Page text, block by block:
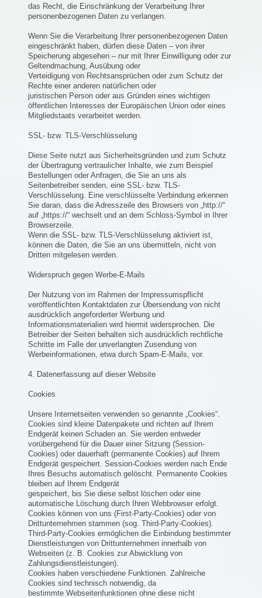
das Recht, die Einschränkung der Verarbeitung Ihrer
personenbezogenen Daten zu verlangen.
Wenn Sie die Verarbeitung Ihrer personenbezogenen Daten
eingeschränkt haben, dürfen diese Daten – von ihrer
Speicherung abgesehen – nur mit Ihrer Einwilligung oder zur
Geltendmachung, Ausübung oder
Verteidigung von Rechtsansprüchen oder zum Schutz der
Rechte einer anderen natürlichen oder
juristischen Person oder aus Gründen eines wichtigen
öffentlichen Interesses der Europäischen Union oder eines
Mitgliedstaats verarbeitet werden.
SSL- bzw. TLS-Verschlüsselung
Diese Seite nutzt aus Sicherheitsgründen und zum Schutz
der Übertragung vertraulicher Inhalte, wie zum Beispiel
Bestellungen oder Anfragen, die Sie an uns als
Seitenbetreiber senden, eine SSL- bzw. TLS-
Verschlüsselung. Eine verschlüsselte Verbindung erkennen
Sie daran, dass die Adresszeile des Browsers von „http://“
auf „https://“ wechselt und an dem Schloss-Symbol in Ihrer
Browserzeile.
Wenn die SSL- bzw. TLS-Verschlüsselung aktiviert ist,
können die Daten, die Sie an uns übermitteln, nicht von
Dritten mitgelesen werden.
Widerspruch gegen Werbe-E-Mails
Der Nutzung von im Rahmen der Impressumspflicht
veröffentlichten Kontaktdaten zur Übersendung von nicht
ausdrücklich angeforderter Werbung und
Informationsmaterialien wird hiermit widersprochen. Die
Betreiber der Seiten behalten sich ausdrücklich rechtliche
Schritte im Falle der unverlangten Zusendung von
Werbeinformationen, etwa durch Spam-E-Mails, vor.
4. Datenerfassung auf dieser Website
Cookies
Unsere Internetseiten verwenden so genannte „Cookies“.
Cookies sind kleine Datenpakete und richten auf Ihrem
Endgerät keinen Schaden an. Sie werden entweder
vorübergehend für die Dauer einer Sitzung (Session-
Cookies) oder dauerhaft (permanente Cookies) auf Ihrem
Endgerät gespeichert. Session-Cookies werden nach Ende
Ihres Besuchs automatisch gelöscht. Permanente Cookies
bleiben auf Ihrem Endgerät
gespeichert, bis Sie diese selbst löschen oder eine
automatische Löschung durch Ihren Webbrowser erfolgt.
Cookies können von uns (First-Party-Cookies) oder von
Drittunternehmen stammen (sog. Third-Party-Cookies).
Third-Party-Cookies ermöglichen die Einbindung bestimmter
Dienstleistungen von Drittunternehmen innerhalb von
Webseiten (z. B. Cookies zur Abwicklung von
Zahlungsdienstleistungen).
Cookies haben verschiedene Funktionen. Zahlreiche
Cookies sind technisch notwendig, da
bestimmte Webseitenfunktionen ohne diese nicht